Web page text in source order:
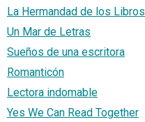
La Hermandad de los Libros
Un Mar de Letras
Sueños de una escritora
Romanticón
Lectora indomable
Yes We Can Read Together